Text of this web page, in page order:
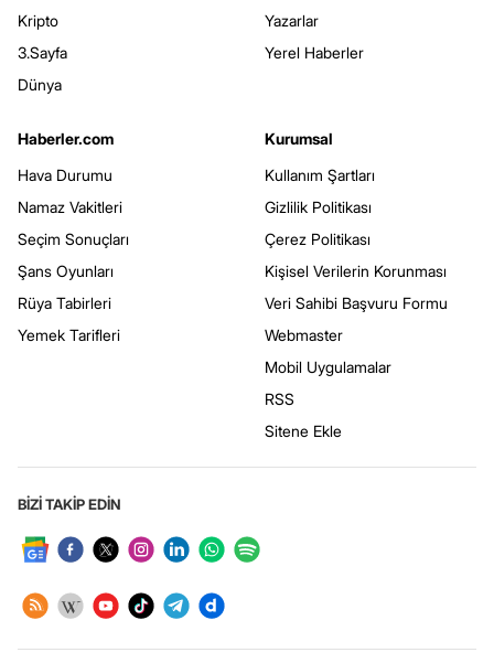
Kripto
3.Sayfa
Dünya
Yazarlar
Yerel Haberler
Haberler.com
Hava Durumu
Namaz Vakitleri
Seçim Sonuçları
Şans Oyunları
Rüya Tabirleri
Yemek Tarifleri
Kurumsal
Kullanım Şartları
Gizlilik Politikası
Çerez Politikası
Kişisel Verilerin Korunması
Veri Sahibi Başvuru Formu
Webmaster
Mobil Uygulamalar
RSS
Sitene Ekle
BİZİ TAKİP EDİN